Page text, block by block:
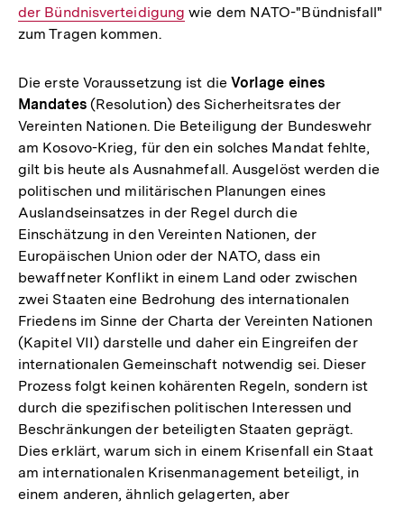
der Bündnisverteidigung wie dem NATO-"Bündnisfall"
zum Tragen kommen.
Die erste Voraussetzung ist die Vorlage eines
Mandates(Resolution) des Sicherheitsrates der
Vereinten Nationen. Die Beteiligung der Bundeswehr
am Kosovo-Krieg, für den ein solches Mandat fehlte,
gilt bis heute als Ausnahmefall. Ausgelöst werden die
politischen und militärischen Planungen eines
Auslandseinsatzes in der Regel durch die
Einschätzung in den Vereinten Nationen, der
Europäischen Union oder der NATO, dass ein
bewaffneter Konflikt in einem Land oder zwischen
zwei Staaten eine Bedrohung des internationalen
Friedens im Sinne der Charta der Vereinten Nationen
(Kapitel VII) darstelle und daher ein Eingreifen der
internationalen Gemeinschaft notwendig sei. Dieser
Prozess folgt keinen kohärenten Regeln, sondern ist
durch die spezifischen politischen Interessen und
Beschränkungen der beteiligten Staaten geprägt.
Dies erklärt, warum sich in einem Krisenfall ein Staat
am internationalen Krisenmanagement beteiligt, in
einem anderen, ähnlich gelagerten, aber